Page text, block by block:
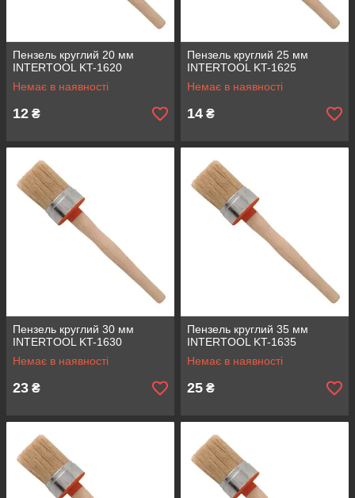
Пензель круглий 20 мм
INTERTOOL KT-1620
Немає в наявності
12 ₴
Пензель круглий 25 мм
INTERTOOL KT-1625
Немає в наявності
14 ₴
Пензель круглий 30 мм
INTERTOOL KT-1630
Немає в наявності
23 ₴
Пензель круглий 35 мм
INTERTOOL KT-1635
Немає в наявності
25 ₴